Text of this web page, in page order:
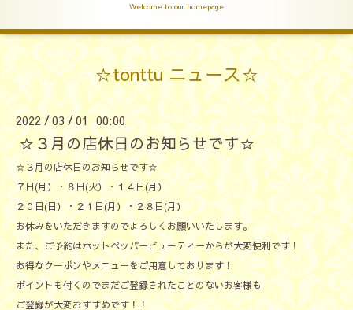
Welcome to our homepage
☆tonttu ニュース☆
2022/03/01 00:00
☆３月の店休日のお知らせです☆
☆３月の店休日のお知らせです☆
７日(月）・８日(火）・１４日(月）
２０日(日）・２１日(月）・２８日(月）
お休みをいただきますのでよろしくお願いいたします。
また、ご予約はホットペッパービューティーからが大変便利です！
お得なクーポンやメニューをご用意しております！
ポイントも付くのでまだご登録されたことのないお客様も
ご登録が大変おすすめです！！